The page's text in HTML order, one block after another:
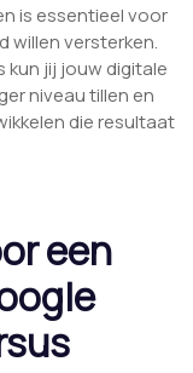
is essentieel voor
willen versterken.
kun jij jouw digitale
niveau tillen en
die resultaat
een